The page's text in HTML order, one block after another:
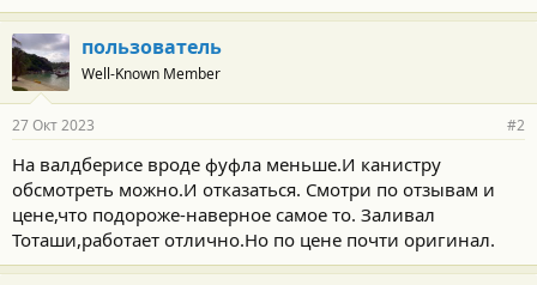
пользователь
Well-Known Member
27 Окт 2023 #2
На валдберисе вроде фуфла меньше.И канистру
обсмотреть можно.И отказаться. Смотри по отзывам и
цене,что подороже-наверное самое то. Заливал
Тоташи,работает отлично.Но по цене почти оригинал.